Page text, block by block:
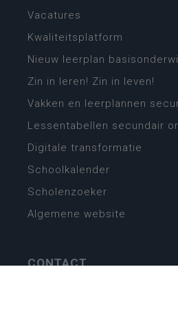
Vacatures
Kwaliteitsplatform
Nieuw leerplan
Zin in leren! Zin in leven!
Vakken en leerplannen
Lessentabellen secundair
Digitale transformatie
Schoolkalender
Scholenzoeker
Algemene website
CONTACT